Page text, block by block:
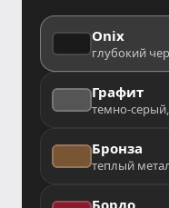
Onix
глубокий
Графит
темно-
Бронза
теплый
Бордо